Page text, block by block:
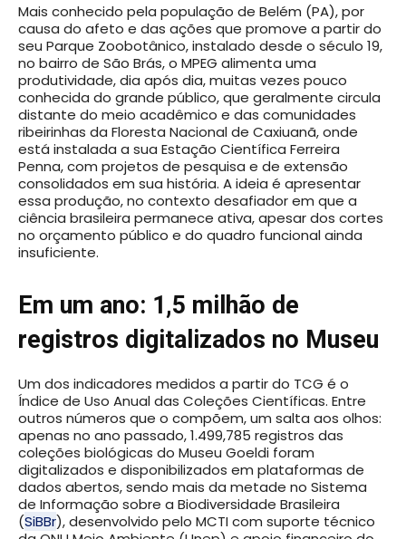
Mais conhecido pela população de Belém (PA), por
causa do afeto e das ações que promove a partir do
seu Parque Zoobotânico, instalado desde o século 19,
no bairro de São Brás, o MPEG alimenta uma
produtividade, dia após dia, muitas vezes pouco
conhecida do grande público, que geralmente circula
distante do meio acadêmico e das comunidades
ribeirinhas da Floresta Nacional de Caxiuanã, onde
está instalada a sua Estação Científica Ferreira
Penna, com projetos de pesquisa e de extensão
consolidados em sua história. A ideia é apresentar
essa produção, no contexto desafiador em que a
ciência brasileira permanece ativa, apesar dos cortes
no orçamento público e do quadro funcional ainda
insuficiente.
Em um ano: 1,5 milhão de
registros digitalizados no Museu
Um dos indicadores medidos a partir do TCG é o
Índice de Uso Anual das Coleções Científicas. Entre
outros números que o compõem, um salta aos olhos:
apenas no ano passado, 1.499,785 registros das
coleções biológicas do Museu Goeldi foram
digitalizados e disponibilizados em plataformas de
dados abertos, sendo mais da metade no Sistema
de Informação sobre a Biodiversidade Brasileira
(SiBBr), desenvolvido pelo MCTI com suporte técnico